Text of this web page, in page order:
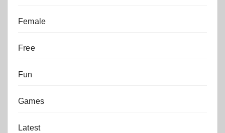
Female
Free
Fun
Games
Latest